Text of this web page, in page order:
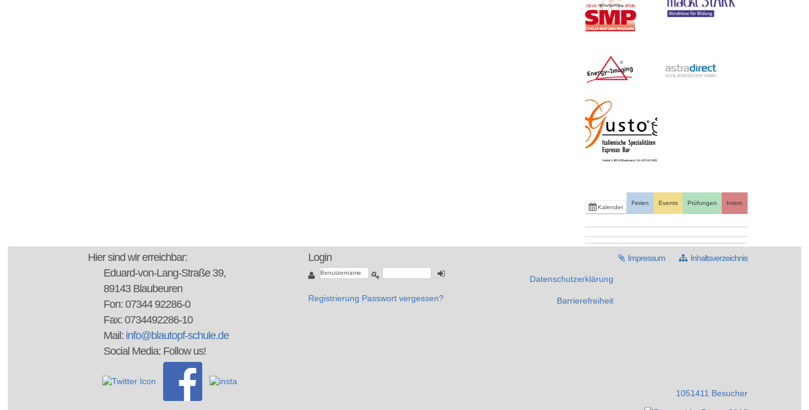
Kalender
Ferien Events Prüfungen Intern
Hier sind wir erreichbar:
Eduard-von-Lang-Straße 39,
89143 Blaubeuren
Fon: 07344 92286-0
Fax: 0734492286-10
Mail: info@blautopf-schule.de
Social Media: Follow us!
Login
Registrierung Passwort vergessen?
Impressum Inhaltsverzeichnis
Datenschutzerklärung
Barrierefreiheit
1051411 Besucher